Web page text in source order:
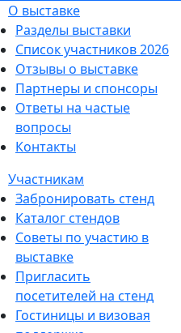
О выставке
Разделы выставки
Список участников 2026
Отзывы о выставке
Партнеры и спонсоры
Ответы на частые
вопросы
Контакты
Участникам
Забронировать стенд
Каталог стендов
Советы по участию в
выставке
Пригласить
посетителей на стенд
Гостиницы и визовая